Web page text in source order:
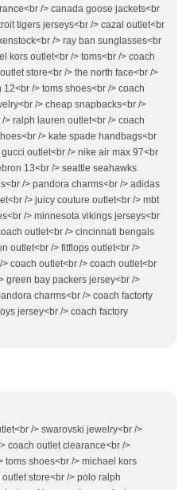
/> canada goose jackets<br
tigers jerseys<br /> cazal outlet<br
/> ray ban sunglasses<br
kors outlet<br /> toms<br /> coach
store<br /> the north face<br />
/> toms shoes<br /> coach
/> cheap snapbacks<br />
> ralph lauren outlet<br /> coach
/> kate spade handbags<br
outlet<br /> nike air max 97<br
13<br /> seattle seahawks
/> pandora charms<br /> adidas
/> juicy couture outlet<br /> mbt
/> minnesota vikings jerseys<br
outlet<br /> cincinnati bengals
outlet<br /> fitflops outlet<br />
coach outlet<br /> coach outlet<br
green bay packers jersey<br />
charms<br /> coach factorty
jersey<br /> coach factory
/> swarovski jewelry<br />
coach outlet clearance<br />
toms shoes<br /> michael kors
store<br /> polo ralph